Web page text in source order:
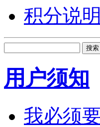
积分说明
搜索
用户须知
我必须